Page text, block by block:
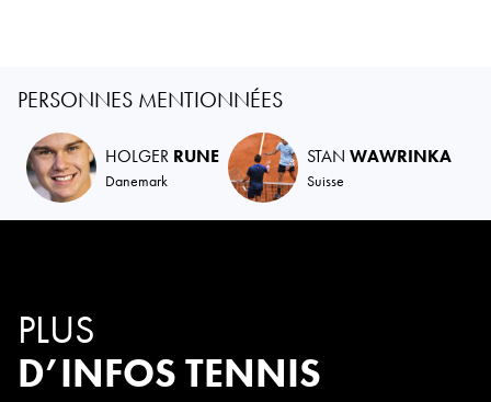
PERSONNES MENTIONNÉES
HOLGER RUNE
Danemark
STAN WAWRINKA
Suisse
PLUS
D’INFOS TENNIS